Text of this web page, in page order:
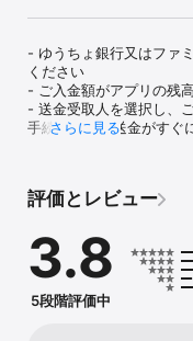
- ゆうちょ銀行又はファ
ください
- ご入金額がアプリの残
- 送金受取人を選択し、
手続き完了！送金がすぐ
- 新規会員登録
- 残高の確認
- 取引履歴の確認
- 送金履歴の確認
- 送金受取人情報の追加、
- ゆうちょ銀行ATM、窓
さらに見る
評価とレビュー
3.8
5段階評価中